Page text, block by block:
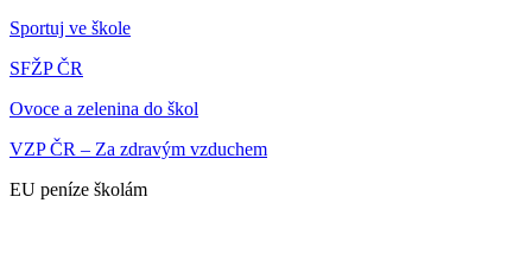
Sportuj ve škole
SFŽP ČR
Ovoce a zelenina do škol
VZP ČR – Za zdravým vzduchem
EU peníze školám